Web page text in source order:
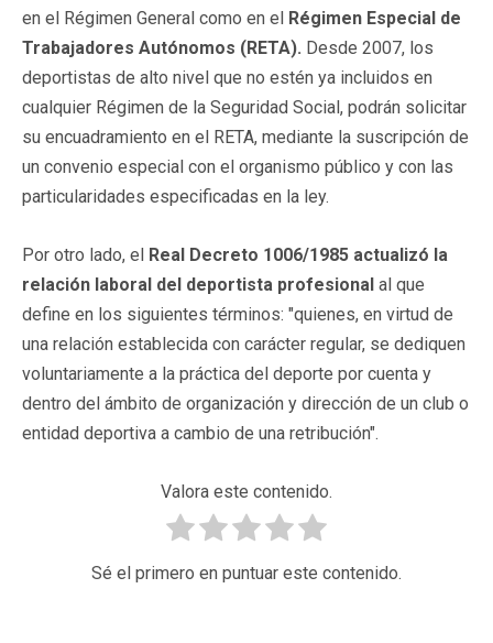
en el Régimen General como en el Régimen Especial de
Trabajadores Autónomos (RETA). Desde 2007, los
deportistas de alto nivel que no estén ya incluidos en
cualquier Régimen de la Seguridad Social, podrán solicitar
su encuadramiento en el RETA, mediante la suscripción de
un convenio especial con el organismo público y con las
particularidades especificadas en la ley.
Por otro lado, el Real Decreto 1006/1985 actualizó la
relación laboral del deportista profesional al que
define en los siguientes términos: "quienes, en virtud de
una relación establecida con carácter regular, se dediquen
voluntariamente a la práctica del deporte por cuenta y
dentro del ámbito de organización y dirección de un club o
entidad deportiva a cambio de una retribución".
Valora este contenido.
Sé el primero en puntuar este contenido.